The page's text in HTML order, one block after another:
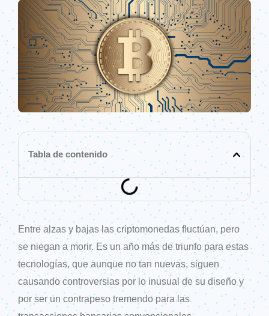
Tabla de contenido
Entre alzas y bajas las criptomonedas fluctúan, pero
se niegan a morir. Es un año más de triunfo para estas
tecnologías, que aunque no tan nuevas, siguen
causando controversias por lo inusual de su diseño y
por ser un contrapeso tremendo para las